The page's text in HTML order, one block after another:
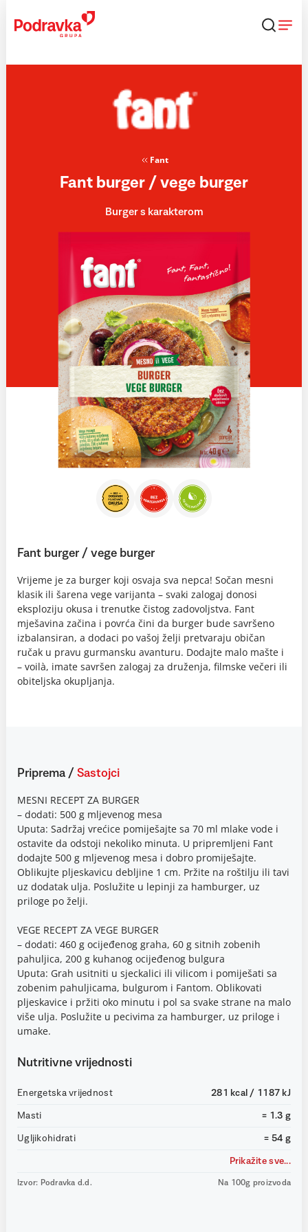
content
Fant
Fant burger / vege burger
Burger s karakterom
Fant burger / vege burger
Vrijeme je za burger koji osvaja sva nepca! Sočan mesni
klasik ili šarena vege varijanta – svaki zalogaj donosi
eksploziju okusa i trenutke čistog zadovoljstva. Fant
mješavina začina i povrća čini da burger bude savršeno
izbalansiran, a dodaci po vašoj želji pretvaraju običan
ručak u pravu gurmansku avanturu. Dodajte malo mašte i
– voilà, imate savršen zalogaj za druženja, filmske večeri ili
obiteljska okupljanja.
Priprema / Sastojci
MESNI RECEPT ZA BURGER
– dodati: 500 g mljevenog mesa
Uputa: Sadržaj vrećice pomiješajte sa 70 ml mlake vode i
ostavite da odstoji nekoliko minuta. U pripremljeni Fant
dodajte 500 g mljevenog mesa i dobro promiješajte.
Oblikujte pljeskavicu debljine 1 cm. Pržite na roštilju ili tavi
uz dodatak ulja. Poslužite u lepinji za hamburger, uz
priloge po želji.
VEGE RECEPT ZA VEGE BURGER
– dodati: 460 g ocijeđenog graha, 60 g sitnih zobenih
pahuljica, 200 g kuhanog ocijeđenog bulgura
Uputa: Grah usitniti u sjeckalici ili vilicom i pomiješati sa
zobenim pahuljicama, bulgurom i Fantom. Oblikovati
pljeskavice i pržiti oko minutu i pol sa svake strane na malo
više ulja. Poslužite u pecivima za hamburger, uz priloge i
umake.
Nutritivne vrijednosti
Energetska vrijednost 281 kcal / 1187 kJ
Masti = 1.3 g
Ugljikohidrati = 54 g
Prikažite sve...
Izvor: Podravka d.d. Na 100g proizvoda